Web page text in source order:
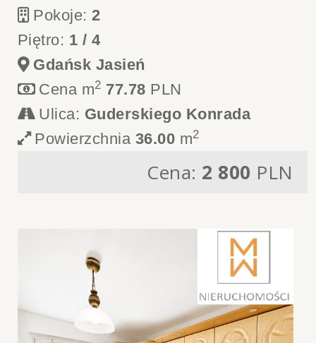
Pokoje:2
Piętro: 1 / 4
Gdańsk Jasień
Cena m2 77.78 PLN
Ulica: Guderskiego Konrada
Powierzchnia 36.00 m2
Cena: 2 800 PLN